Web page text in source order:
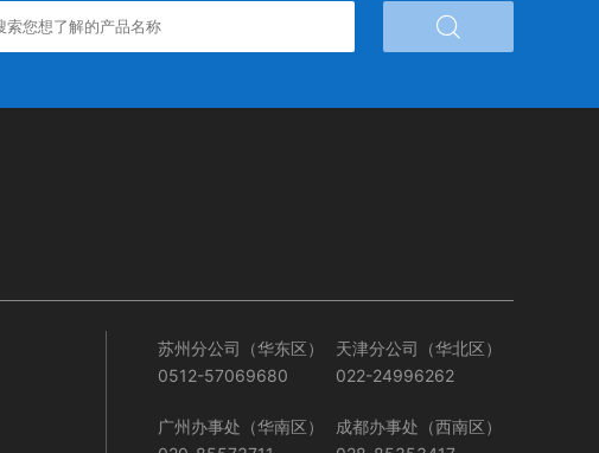

苏州分公司（华东区）
0512-57069680
天津分公司（华北区）
022-24996262
广州办事处（华南区）
成都办事处（西南区）